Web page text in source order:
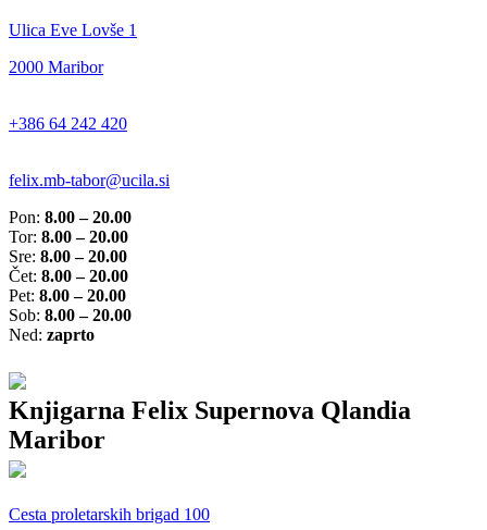
Ulica Eve Lovše 1
2000 Maribor
+386 64 242 420
felix.mb-tabor@ucila.si
Pon: 8.00 – 20.00
Tor: 8.00 – 20.00
Sre: 8.00 – 20.00
Čet: 8.00 – 20.00
Pet: 8.00 – 20.00
Sob: 8.00 – 20.00
Ned: zaprto
Knjigarna Felix Supernova Qlandia
Maribor
Cesta proletarskih brigad 100